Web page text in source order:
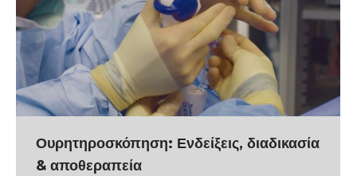
Ουρητηροσκόπηση: Ενδείξεις, διαδικασία
& αποθεραπεία